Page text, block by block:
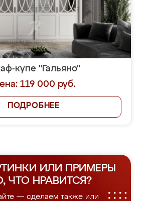
купе "Гальяно"
119 000 руб.
ПОДРОБНЕЕ
ИЛИ ПРИМЕРЫ
ЧТО НРАВИТСЯ?
— сделаем также или